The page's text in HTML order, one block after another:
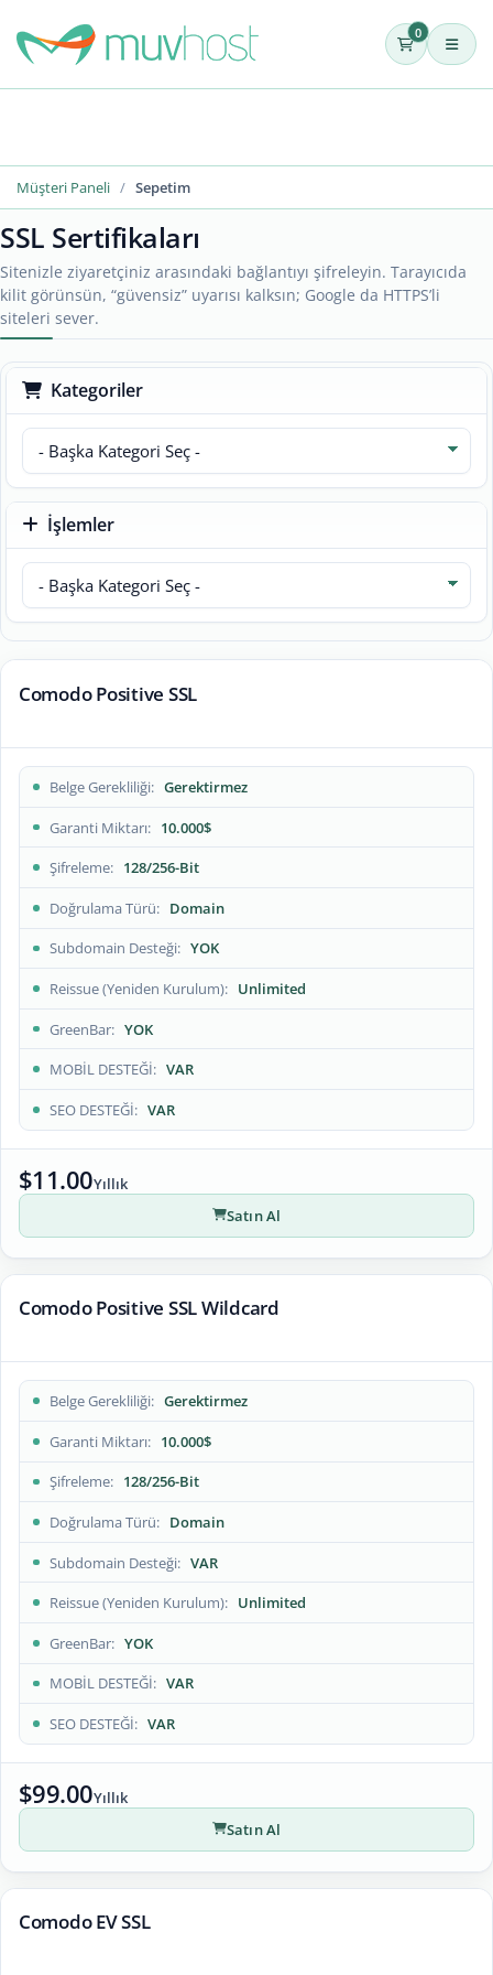
0
Müşteri Paneli Sepetim
SSL Sertifikaları
Sitenizle ziyaretçiniz arasındaki bağlantıyı şifreleyin. Tarayıcıda
kilit görünsün, “güvensiz” uyarısı kalksın; Google da HTTPS’li
siteleri sever.
Kategoriler
İşlemler
Comodo Positive SSL
Belge Gerekliliği Gerektirmez
Garanti Miktarı 10.000$
Şifreleme 128/256-Bit
Doğrulama Türü Domain
Subdomain Desteği YOK
Reissue (Yeniden Kurulum) Unlimited
GreenBar YOK
MOBİL DESTEĞİ VAR
SEO DESTEĞİ VAR
$11.00Yıllık
Satın Al
Comodo Positive SSL Wildcard
Belge Gerekliliği Gerektirmez
Garanti Miktarı 10.000$
Şifreleme 128/256-Bit
Doğrulama Türü Domain
Subdomain Desteği VAR
Reissue (Yeniden Kurulum) Unlimited
GreenBar YOK
MOBİL DESTEĞİ VAR
SEO DESTEĞİ VAR
$99.00Yıllık
Satın Al
Comodo EV SSL